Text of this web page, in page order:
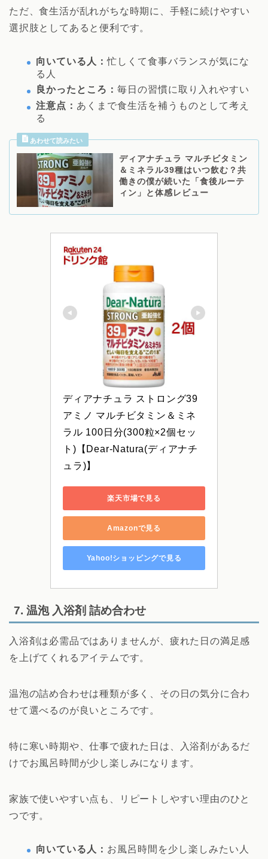
ただ、食生活が乱れがちな時期に、手軽に続けやすい
選択肢としてあると便利です。
向いている人：忙しくて食事バランスが気にな
る人
良かったところ： 毎日の習慣に取り入れやすい
注意点： あくまで食生活を補うものとして考え
る
ディアナチュラ マルチビタミン
＆ミネラル39種はいつ飲む？共
働きの僕が続いた「食後ルーテ
ィン」と体感レビュー
ディアナチュラ ストロング39
アミノ マルチビタミン＆ミネ
ラル 100日分(300粒×2個セッ
ト)【Dear-Natura(ディアナチ
ュラ)】
楽天市場で見る
Amazonで見る
Yahoo!ショッピングで見る
7. 温泡 入浴剤 詰め合わせ
入浴剤は必需品ではありませんが、疲れた日の満足感
を上げてくれるアイテムです。
温泡の詰め合わせは種類が多く、その日の気分に合わ
せて選べるのが良いところです。
特に寒い時期や、仕事で疲れた日は、入浴剤があるだ
けでお風呂時間が少し楽しみになります。
家族で使いやすい点も、リピートしやすい理由のひと
つです。
向いている人： お風呂時間を少し楽しみたい人